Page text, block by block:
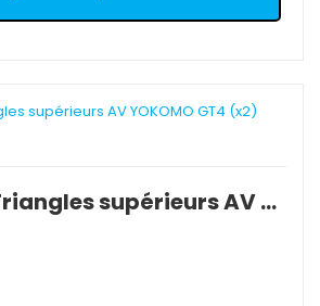
ZE-007AV/Triangles supérieurs AV YOKOMO GT4 (x2) OCCASION.